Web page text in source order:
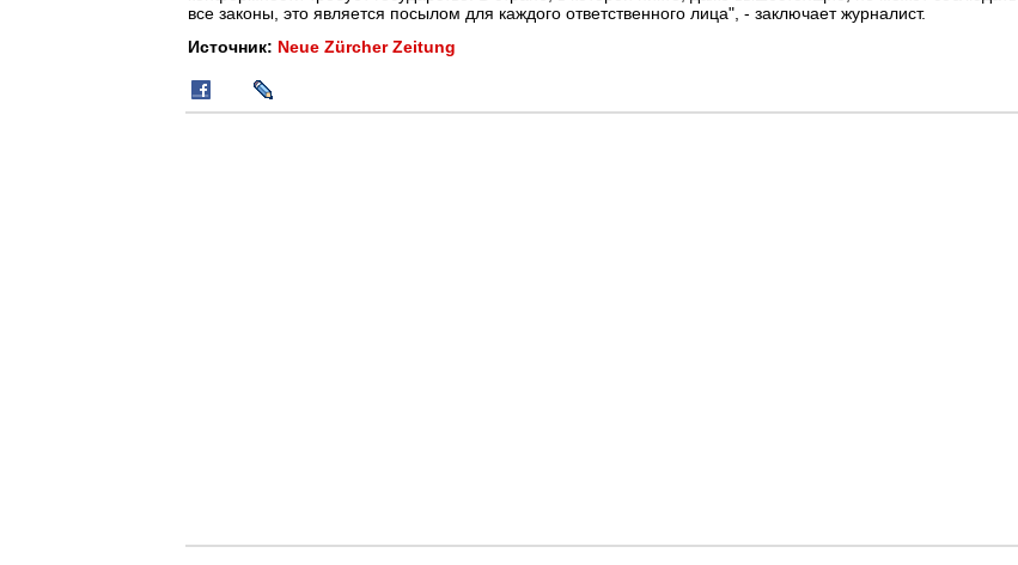
все законы, это является посылом для каждого ответственного лица", - заключает журналист.
Источник: Neue Zürcher Zeitung